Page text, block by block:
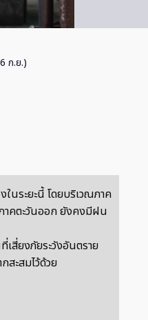
ก.ย.)
นระยะนี้ โดยบริเวณภาค
าคตะวันออก ยังคงมีฝน
สี่ยงภัยระวังอันตราย
ะสมไว้ด้วย